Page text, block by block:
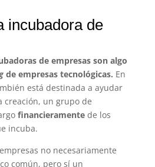
incubadora de
de empresas son algo
de empresas tecnológicas. En
está destinada a ayudar
creación, un grupo de
financieramente de los
incuba.
no necesariamente
común, pero sí un